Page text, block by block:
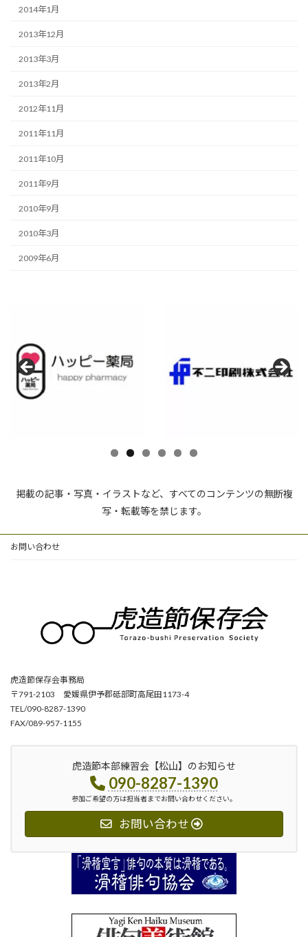
2014年1月
2013年12月
2013年3月
2013年2月
2012年11月
2011年11月
2011年10月
2011年9月
2010年9月
2010年3月
2009年6月
掲載の記事・写真・イラストなど、すべてのコンテンツの無断複
写・転載等を禁じます。
お問い合わせ
虎造節保存会事務局
〒791-2103 愛媛県伊予郡砥部町高尾田1173-4
TEL/090-8287-1390
FAX/089-957-1155
虎造節本部練習会【松山】のお知らせ
090-8287-1390
参加ご希望の方は担当者までお問い合わせください。
お問い合わせ